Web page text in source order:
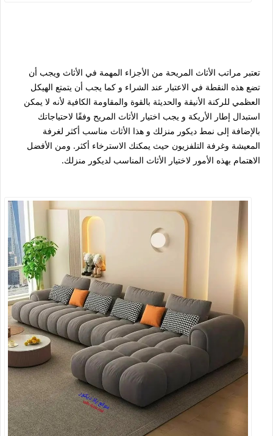
تعتبر مراتب الأثاث المريحة من الأجزاء المهمة في الأثاث ويجب أن
تضع هذه النقطة في الاعتبار عند الشراء و كما يجب أن يتمتع الهيكل
العظمي للركنة الأنيقة والحديثة بالقوة والمقاومة الكافية لأنه لا يمكن
استبدال إطار الأريكة و يجب اختيار الأثاث المريح وفقًا لاحتياجاتك
بالإضافة إلى نمط ديكور منزلك و هذا الأثاث مناسب أكثر لغرفة
المعيشة وغرفة التلفزيون حيث يمكنك الاسترخاء أكثر. ومن الأفضل
الاهتمام بهذه الأمور لاختيار الأثاث المناسب لديكور منزلك.